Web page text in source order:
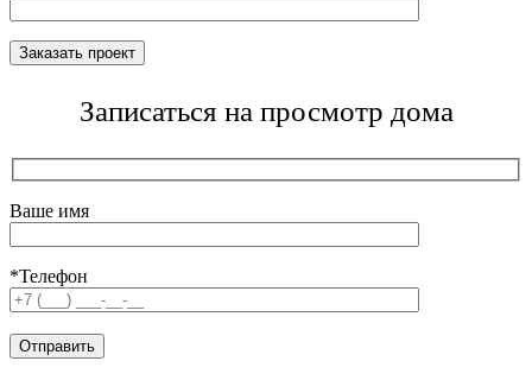
Записаться на просмотр дома
Ваше имя
*Телефон